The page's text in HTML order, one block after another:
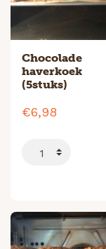
Chocolade
haverkoek
(5stuks)
€6,98